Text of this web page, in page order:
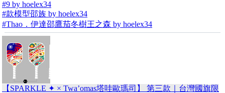
#9 by hoelex34
#款模型邵族 by hoelex34
#Thao．伊達邵鷹茄冬樹王之森 by hoelex34
【SPARKLE ✦ × Twa’omas塔哇歐瑪司】 第三款｜台灣國旗限